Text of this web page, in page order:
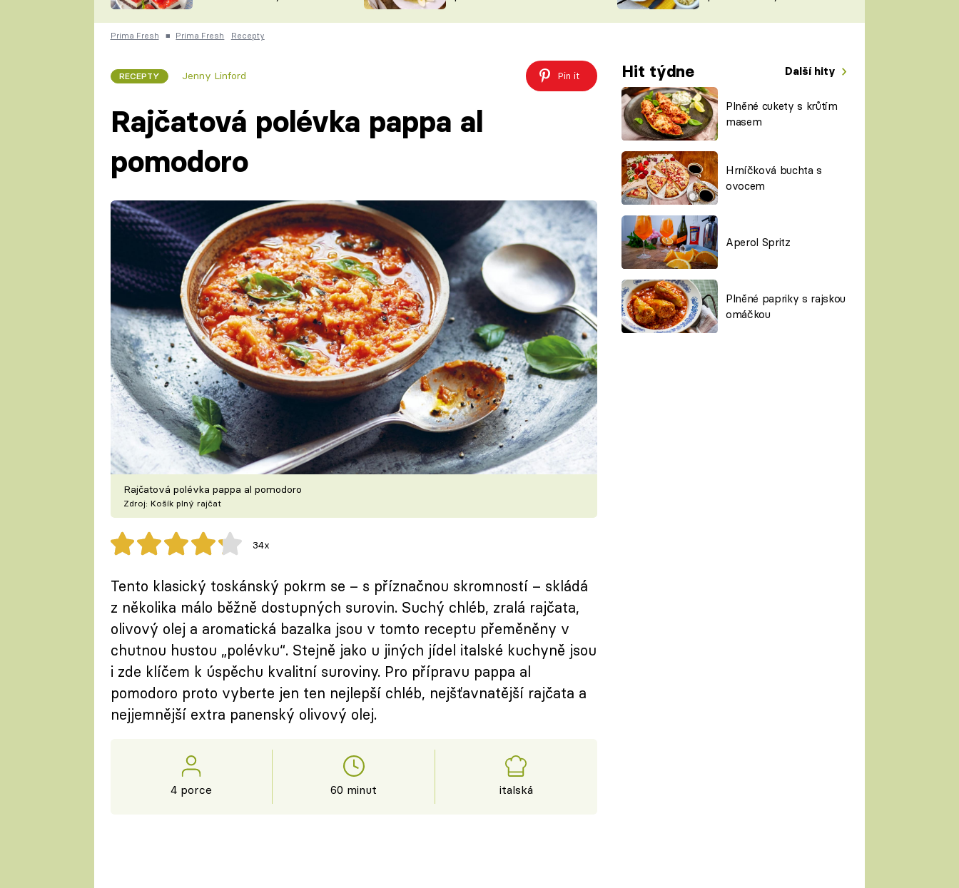
ČESKO NA TALÍŘI
KUCHAŘKA
VYCHYTÁVKY
ŠÉFREDAKTORKY
ČASOPIS
Prima Fresh ■ Prima Fresh Recepty
RECEPTY Jenny Linford Pin it Hit týdne Další hity
Plněné cukety s krůtím
masem
Hrníčková buchta s
ovocem
Aperol Spritz
Plněné papriky s rajskou
omáčkou
Rajčatová polévka pappa al
pomodoro
Rajčatová polévka pappa al pomodoro
Zdroj: Košík plný rajčat
34x
Tento klasický toskánský pokrm se – s příznačnou skromností – skládá
z několika málo běžně dostupných surovin. Suchý chléb, zralá rajčata,
olivový olej a aromatická bazalka jsou v tomto receptu přeměněny v
chutnou hustou „polévku“. Stejně jako u jiných jídel italské kuchyně jsou
i zde klíčem k úspěchu kvalitní suroviny. Pro přípravu pappa al
pomodoro proto vyberte jen ten nejlepší chléb, nejšťavnatější rajčata a
nejjemnější extra panenský olivový olej.
4 porce 60 minut italská